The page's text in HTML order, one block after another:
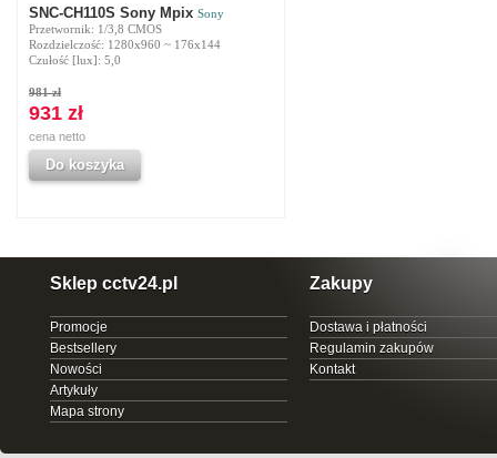
SNC-CH110S Sony Mpix Sony
Przetwornik: 1/3,8 CMOS
Rozdzielczość: 1280x960 ~ 176x144
Czułość [lux]: 5,0
981 zł
931 zł
cena netto
Do koszyka
Sklep cctv24.pl
Promocje
Bestsellery
Nowości
Artykuły
Mapa strony
Zakupy
Dostawa i płatności
Regulamin zakupów
Kontakt